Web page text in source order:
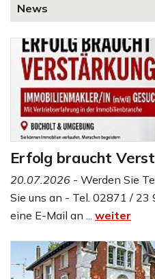
News
Erfolg braucht
20.07.2026 - Werden Sie
Sie uns an - Tel. 02871 / 23
eine E-Mail an ... weiter